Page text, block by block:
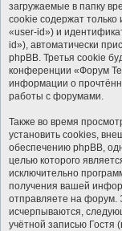
загружаемые в папку
cookie содержат
«user-id») и
id»), автоматически
phpBB. Третья cookie
конференции «Форум
информации о
работы с форумами.
Также во время
установить cookies,
обеспечению phpBB,
целью которого
исключительно
получения вашей
отправляете на форум.
исчерпываются,
учётной записью